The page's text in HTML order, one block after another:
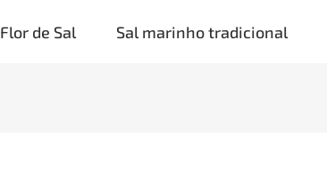
Flor de Sal Sal marinho tradicional